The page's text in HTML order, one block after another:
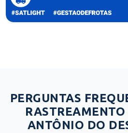
PERGUNTAS
ANTÔNIO DO